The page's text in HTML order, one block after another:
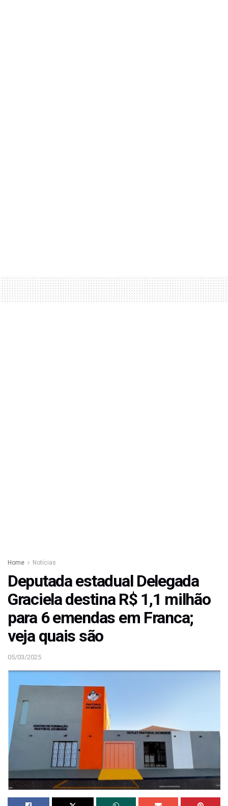
Home Notícias
Deputada estadual Delegada
Graciela destina R$ 1,1 milhão
para 6 emendas em Franca;
veja quais são
05/03/2025